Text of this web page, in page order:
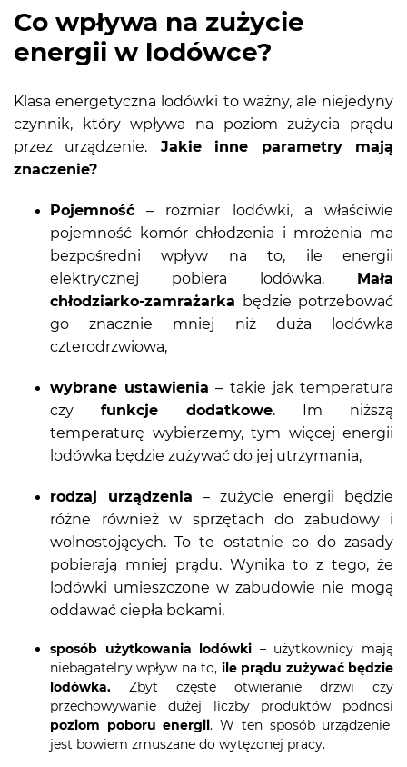
Co wpływa na zużycie
energii w lodówce?
Klasa energetyczna lodówki to ważny, ale niejedyny
czynnik, który wpływa na poziom zużycia prądu
przez urządzenie. Jakie inne parametry mają
znaczenie?
Pojemność – rozmiar lodówki, a właściwie
pojemność komór chłodzenia i mrożenia ma
bezpośredni wpływ na to, ile energii
elektrycznej pobiera lodówka. Mała
chłodziarko-zamrażarka będzie potrzebować
go znacznie mniej niż duża lodówka
czterodrzwiowa,
wybrane ustawienia – takie jak temperatura
czy funkcje dodatkowe. Im niższą
temperaturę wybierzemy, tym więcej energii
lodówka będzie zużywać do jej utrzymania,
rodzaj urządzenia – zużycie energii będzie
różne również w sprzętach do zabudowy i
wolnostojących. To te ostatnie co do zasady
pobierają mniej prądu. Wynika to z tego, że
lodówki umieszczone w zabudowie nie mogą
oddawać ciepła bokami,
sposób użytkowania lodówki – użytkownicy mają
niebagatelny wpływ na to, ile prądu zużywać będzie
lodówka. Zbyt częste otwieranie drzwi czy
przechowywanie dużej liczby produktów podnosi
poziom poboru energii. W ten sposób urządzenie
jest bowiem zmuszane do wytężonej pracy.